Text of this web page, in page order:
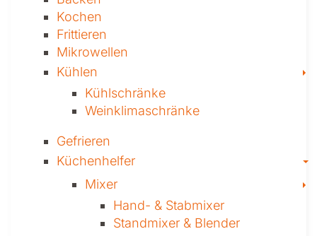
Kochen
Frittieren
Mikrowellen
Kühlen
Kühl­schränke
Weinklima­schränke
Gefrieren
Küchenhelfer
Mixer
Hand- & ­Stabmixer
Stand­mixer & Blender